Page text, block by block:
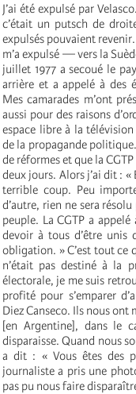
J’ai été expulsé par
c’était un putsch de
expulsés pouvaient
m’a expulsé — vers la
juillet 1977 a secoué le
arrière et a appelé à des
Mes camarades m’ont
aussi pour des raisons
espace libre à la
de la propagande
de réformes et que laCGTP
deux jours. Alors j’ai dit : «
terrible coup. Peu
d’autre, rien ne sera
peuple. LaCGTP a appelé
devoir à tous d’être unis
obligation. » C’est tout ce
n’était pas destiné à la
électorale, je me suis
profité pour s’emparer
Diez Canseco. Ils nous ont
[en Argentine], dans le
disparaisse. Quand nous
a dit : « Vous êtes des
journaliste a pris une
pas pu nous faire